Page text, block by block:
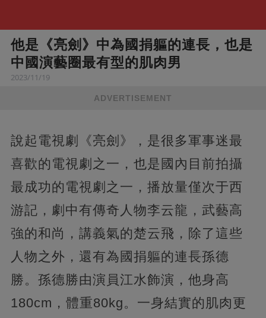
他是《亮劍》中為國捐軀的連長，也是
中國演藝圈最有型的肌肉男
2023/11/19
ADVERTISEMENT
說起電視劇《亮劍》，是很多軍事迷最
喜歡的電視劇之一，也是國內目前拍攝
最成功的電視劇之一，播放量僅次于西
游記，劇中有傳奇人物李云龍，武藝高
強的和尚，講義氣的楚云飛，除了這些
人物之外，還有為國捐軀的連長孫德
勝。孫德勝由演員江水飾演，他身高
180cm，體重80kg。一身結實的肌肉更